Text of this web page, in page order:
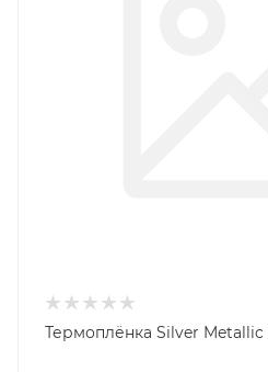
Термоплёнка Silver